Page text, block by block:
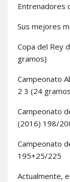
Entrenadores
Sus mejores
Copa del Rey
gramos)
Campeonato
2 3 (24
Campeonato
(2016) 198/
Campeonato
195+25/225
Actualmente,